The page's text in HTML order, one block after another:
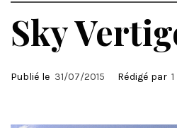
Sky
Publié le 31/07/2015 Rédigé par